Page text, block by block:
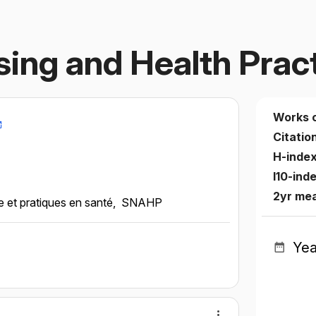
and Health
et pratiques en santé, SNAHP
Works
H-
I10-
2yr